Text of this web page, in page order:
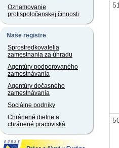
Oznamovanie
protispoločenskej činnosti
Naše registre
Sprostredkovatelia
zamestnania za úhradu
Agentúry podporovaného
zamestnávania
Agentúry dočasného
zamestnávania
Sociálne podniky
Chránené dielne a
chránené pracoviská